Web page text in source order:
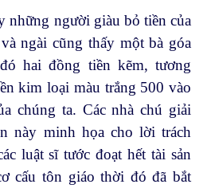
những người giàu bỏ tiền của
ngài cũng thấy một bà góa
hai đồng tiền kẽm, tương
kim loại màu trắng 500 vào
chúng ta. Các nhà chú giải
này minh họa cho lời trách
luật sĩ tước đoạt hết tài sản
cấu tôn giáo thời đó đã bắt